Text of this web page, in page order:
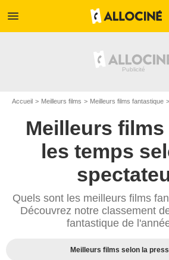
menu
Accueil Meilleurs films Meilleurs films fantastique
Meilleurs
les temps
Quels sont les meilleurs films
Découvrez notre classement
fantastique de
Meilleurs films selon la